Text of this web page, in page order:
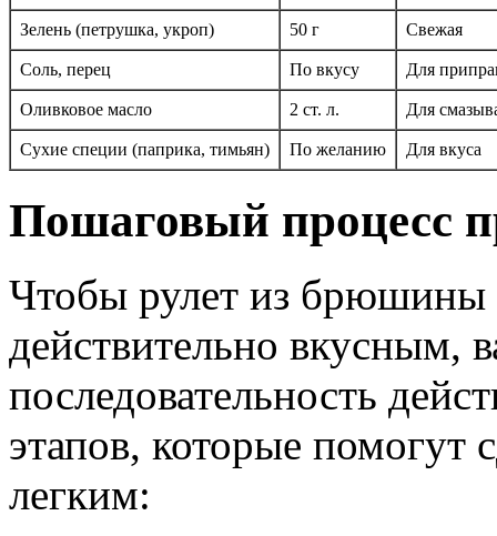
Зелень (петрушка, укроп) 50 г Свежая
Соль, перец По вкусу Для
Оливковое масло 2 ст. л. Для
Сухие специи (паприка, тимьян) По желанию Для вкуса
Пошаговый процесс
Чтобы рулет из брюшины
действительно вкусным,
последовательность
этапов, которые помогут
легким: